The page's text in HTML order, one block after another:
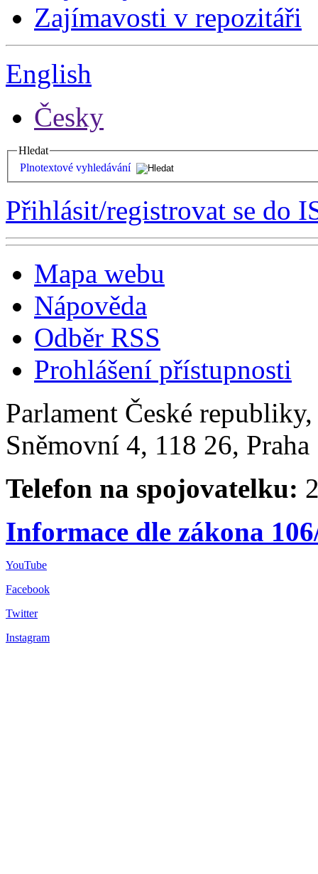
Zajímavosti v repozitáři
English
Česky
Hledat
Plnotextové vyhledávání
Přihlásit/registrovat se do
Mapa webu
Nápověda
Odběr RSS
Prohlášení přístupnosti
Parlament České
Sněmovní 4, 118 26,
Telefon na spojovatelku:
Informace dle zákona
YouTube
Facebook
Twitter
Instagram